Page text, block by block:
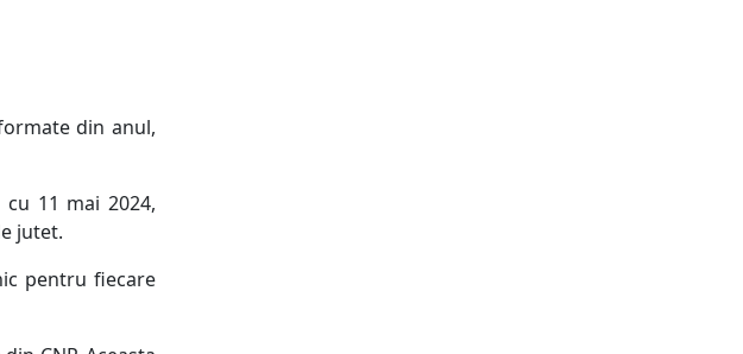
din anul,
11 mai 2024,
jutet.
pentru fiecare